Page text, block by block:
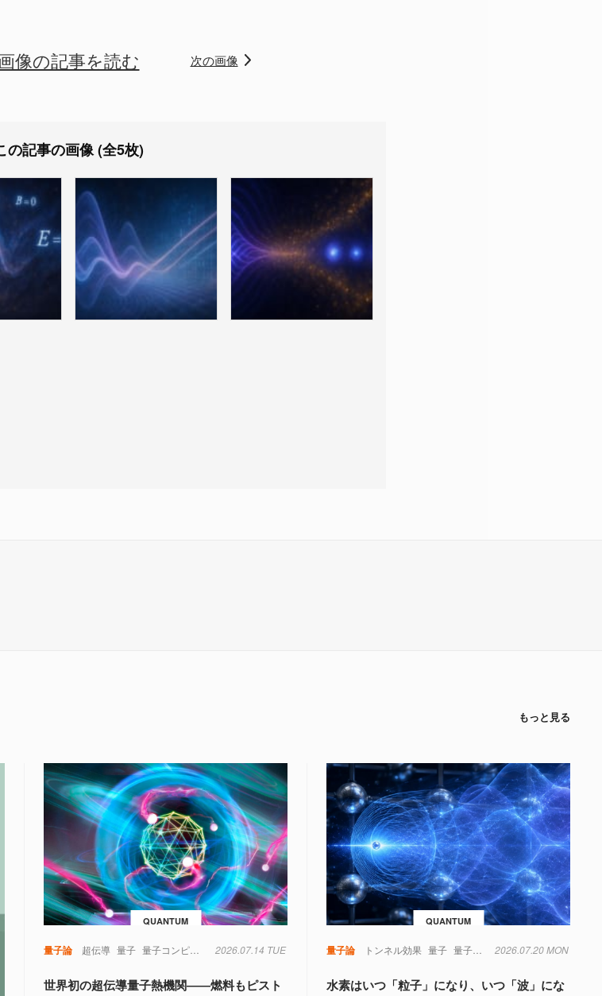
像の記事を読む 次の画像
の記事の画像 (全5枚)
もっと見る
QUANTUM
量子論 超伝導 量子 量子コンピュータ 2026.07.14 TUE
世界初の超伝導量子熱機関――燃料もピスト
QUANTUM
量子論 トンネル効果 量子 量子力学 2026.07.20 MON
水素はいつ「粒子」になり、いつ「波」にな